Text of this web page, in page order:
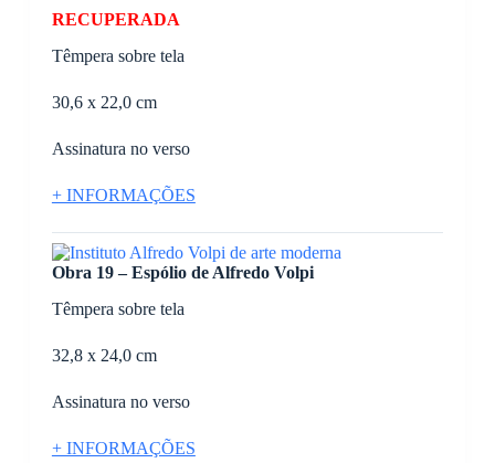
RECUPERADA
Têmpera sobre tela
30,6 x 22,0 cm
Assinatura no verso
+ INFORMAÇÕES
Obra 19 – Espólio de Alfredo Volpi
Têmpera sobre tela
32,8 x 24,0 cm
Assinatura no verso
+ INFORMAÇÕES